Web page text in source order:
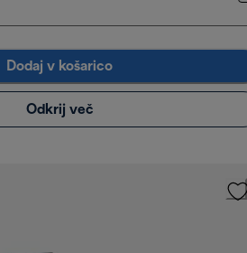
Dodaj v košarico
Odkrij več